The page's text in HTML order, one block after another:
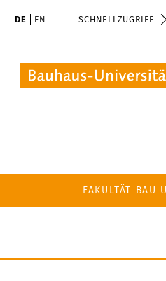
DE EN SCHNELLZUGRIFF
FAKULTÄT BAU